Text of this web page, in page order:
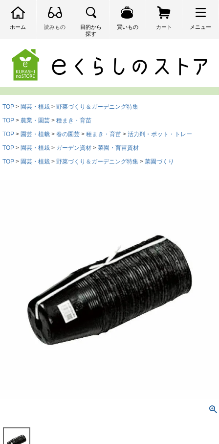
ホーム 読みもの
目的から
探す
買いもの カート メニュー
TOP 園芸・植栽
野菜づくり＆ガーデニング特集
TOP
農業・園芸
種まき・育苗
TOP
園芸・植栽 春の園芸 種まき・育苗
活力剤・ポット・トレー
TOP
園芸・植栽 ガーデン資材
菜園・育苗資材
TOP
園芸・植栽 野菜づくり＆ガーデニング特集 菜園づくり